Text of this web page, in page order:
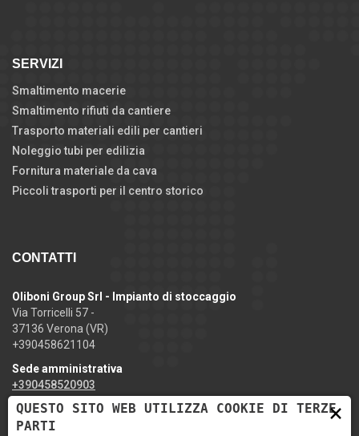
SERVIZI
Smaltimento macerie
Smaltimento rifiuti da cantiere
Trasporto materiali edili per cantieri
Noleggio tubi per edilizia
Fornitura materiale da cava
Piccoli trasporti per il centro storico
CONTATTI
Oliboni Group Srl - Impianto di stoccaggio
Via Torricelli 57 -
37136 Verona (VR)
+390458621104
Sede amministrativa
+390458520903
info@ediliziaoliboni.it
×
QUESTO SITO WEB UTILIZZA COOKIE DI TERZE
PARTI